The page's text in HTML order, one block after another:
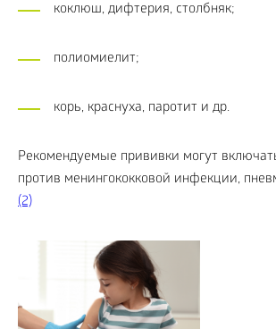
коклюш, дифтерия, столбняк;
полиомиелит;
корь, краснуха, паротит и др.
Рекомендуемые прививки могут
против менингококковой инфекции,
(2)